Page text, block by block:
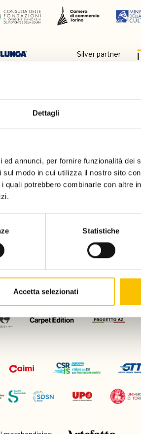
Dettagli
annunci, per fornire funzionalità dei
modo in cui utilizza il nostro sito
quali potrebbero combinarle con altre
Statistiche
Accetta selezionati
Silver partner
Charity
Con il patrocinio di